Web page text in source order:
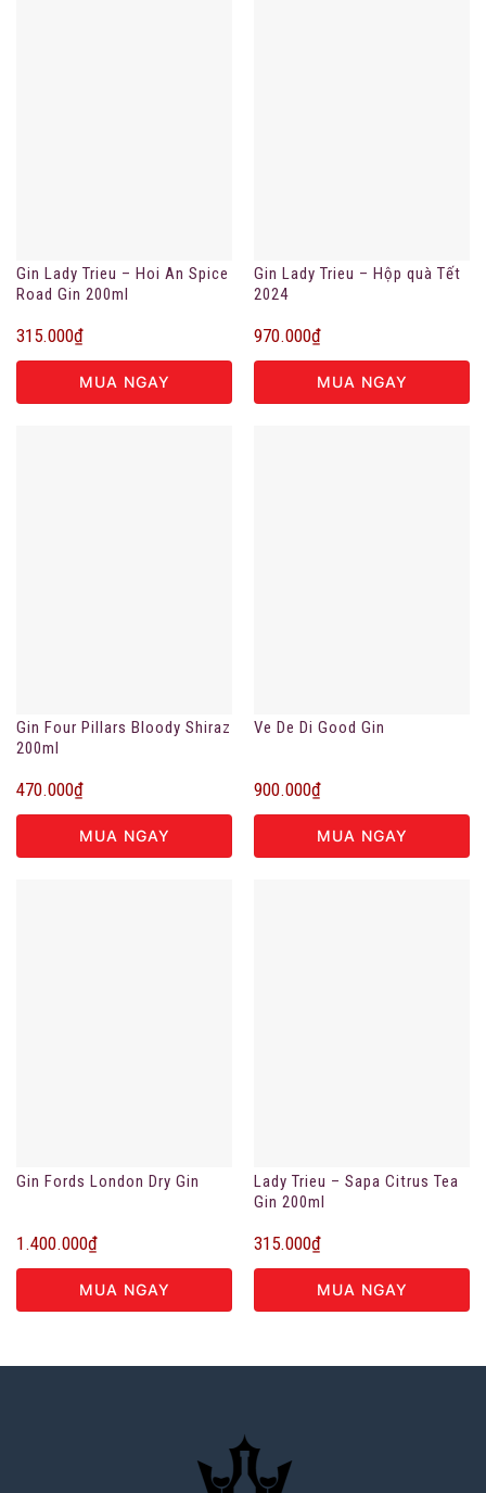
Gin Lady Trieu – Hoi An Spice
Road Gin 200ml
315.000₫
MUA NGAY
Gin Lady Trieu – Hộp quà Tết
2024
970.000₫
MUA NGAY
Gin Four Pillars Bloody Shiraz
200ml
470.000₫
MUA NGAY
Ve De Di Good Gin
900.000₫
MUA NGAY
Gin Fords London Dry Gin
1.400.000₫
MUA NGAY
Lady Trieu – Sapa Citrus Tea
Gin 200ml
315.000₫
MUA NGAY